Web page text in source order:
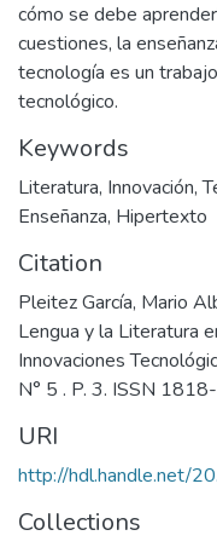
cómo se debe
cuestiones, la
tecnología es un
tecnológico.
Keywords
Literatura, Innovación,
Enseñanza, Hipertexto
Citation
Pleitez García, Mario
Lengua y la Literatura
Innovaciones
N° 5 . P. 3. ISSN
URI
http://hdl.handle.net/
Collections